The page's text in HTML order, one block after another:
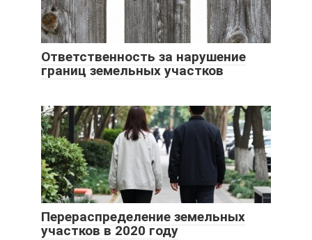
Ответственность за нарушение
границ земельных участков
Перераспределение земельных
участков в 2020 году